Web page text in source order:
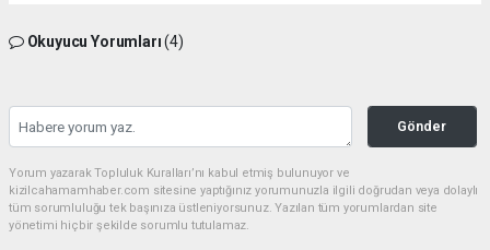
Okuyucu Yorumları(4)
Gönder
Yorum yazarak Topluluk Kuralları’nı kabul etmiş bulunuyor ve
kizilcahamamhaber.com sitesine yaptığınız yorumunuzla ilgili doğrudan veya dolaylı
tüm sorumluluğu tek başınıza üstleniyorsunuz. Yazılan tüm yorumlardan site
yönetimi hiçbir şekilde sorumlu tutulamaz.